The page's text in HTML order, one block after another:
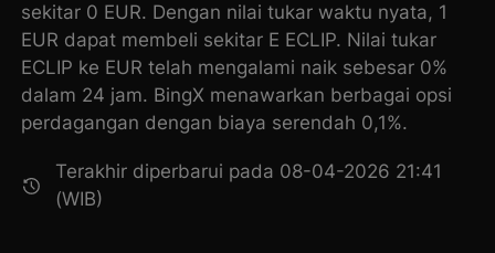
sekitar 0 EUR. Dengan nilai tukar waktu nyata, 1
EUR dapat membeli sekitar E ECLIP. Nilai tukar
ECLIP ke EUR telah mengalami naik sebesar 0%
dalam 24 jam. BingX menawarkan berbagai opsi
perdagangan dengan biaya serendah 0,1%.
Terakhir diperbarui pada 08-04-2026 21:41
(WIB)